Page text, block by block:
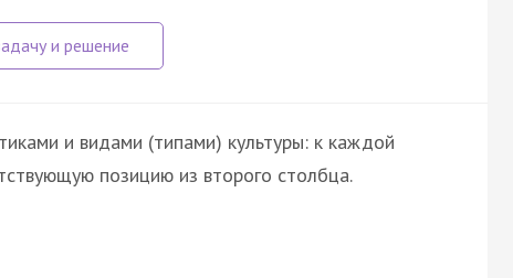
и видами (типами) культуры: к каждой
позицию из второго столбца.